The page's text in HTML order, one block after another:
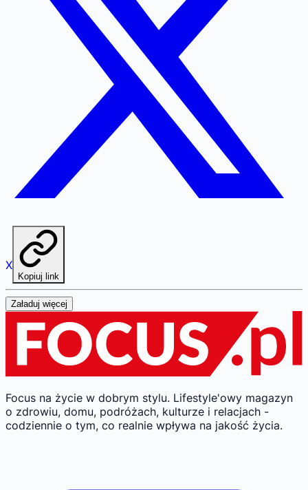
X
Kopiuj link
Załaduj więcej
Focus na życie w dobrym stylu. Lifestyle'owy magazyn
o zdrowiu, domu, podróżach, kulturze i relacjach -
codziennie o tym, co realnie wpływa na jakość życia.